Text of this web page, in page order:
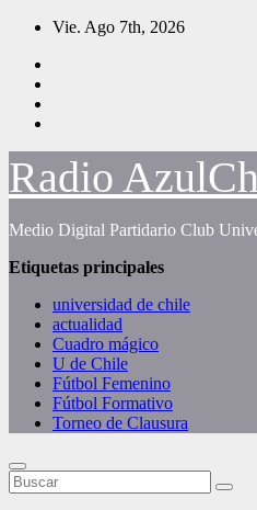
Saltar
contenido
Vie. Ago 7th, 2026
Radio
Medio Digital Partidario Club
Etiquetas principales
universidad de chile
actualidad
Cuadro mágico
U de Chile
Fútbol Femenino
Fútbol Formativo
Torneo de Clausura